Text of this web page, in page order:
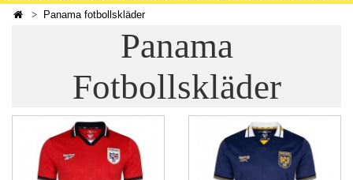
Panama fotbollskläder
Panama
Fotbollskläder